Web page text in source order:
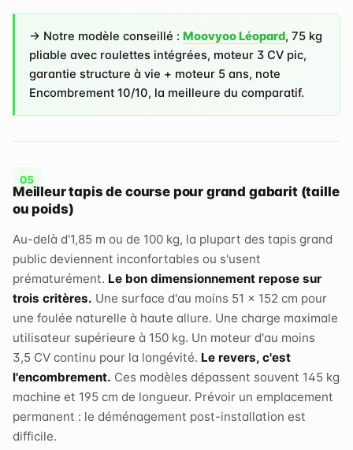
→ Notre modèle conseillé :Moovyoo Léopard, 75 kg
pliable avec roulettes intégrées, moteur 3 CV pic,
garantie structure à vie + moteur 5 ans, note
Encombrement 10/10, la meilleure du comparatif.
Meilleur tapis de course pour grand gabarit (taille
ou poids)
Au-delà d'1,85 m ou de 100 kg, la plupart des tapis grand
public deviennent inconfortables ou s'usent
prématurément. Le bon dimensionnement repose sur
trois critères. Une surface d'au moins 51 × 152 cm pour
une foulée naturelle à haute allure. Une charge maximale
utilisateur supérieure à 150 kg. Un moteur d'au moins
3,5 CV continu pour la longévité. Le revers, c'est
l'encombrement. Ces modèles dépassent souvent 145 kg
machine et 195 cm de longueur. Prévoir un emplacement
permanent : le déménagement post-installation est
difficile.